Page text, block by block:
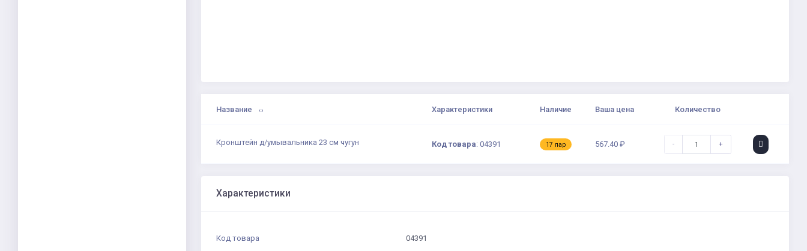
Название Характеристики Наличие Ваша цена Количество
Кронштейн д/умывальника 23 см чугун Код товара: 04391 17 пар 567.40 ₽ - +
Характеристики
Код товара 04391